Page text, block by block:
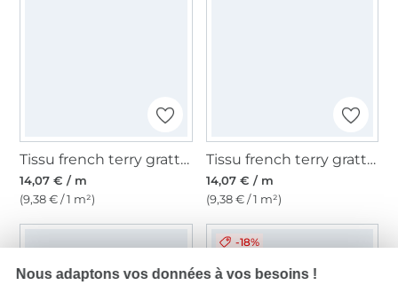
Tissu french terry gratté, violet
14,07 € / m
(9,38 € / 1 m²)
Tissu french terry gratté, blanc cassé
14,07 € / m
(9,38 € / 1 m²)
-18%
Nous adaptons vos données à vos besoins !